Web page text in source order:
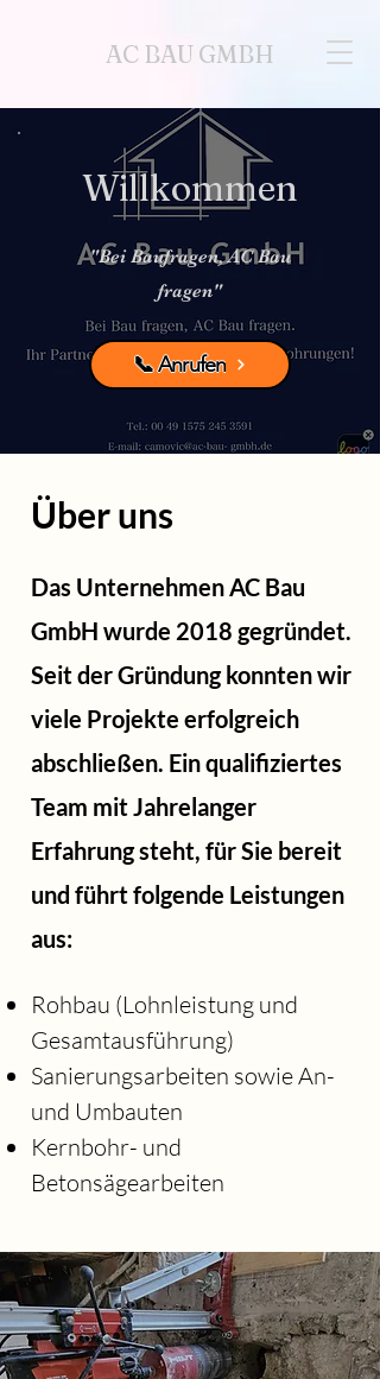
AC BAU GMBH
Willkommen
"Bei Baufragen, AC Bau
fragen"
📞 Anrufen
Überuns
Das Unternehmen AC Bau
GmbH wurde 2018 gegründet.
Seit der Gründung konnten wir
viele Projekte erfolgreich
abschließen. Ein qualifiziertes
Team mit Jahrelanger
Erfahrung steht, für Sie bereit
und führt folgende Leistungen
aus:
Rohbau (Lohnleistung und
Gesamtausführung)
Sanierungsarbeiten sowie An-
und Umbauten
Kernbohr- und
Betonsägearbeiten